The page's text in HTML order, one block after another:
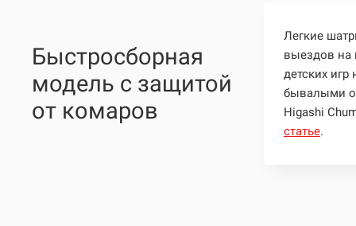
Быстросборная
модель с защитой
от комаров
Легкие
выездов на
детских
бывалыми
Higashi
статье.